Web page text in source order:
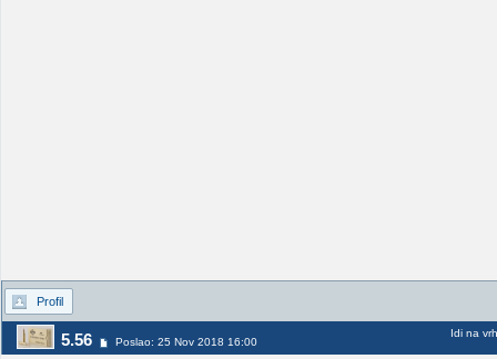
Profil
5.56 Poslao: 25 Nov 2018 16:00
Idi na vrh